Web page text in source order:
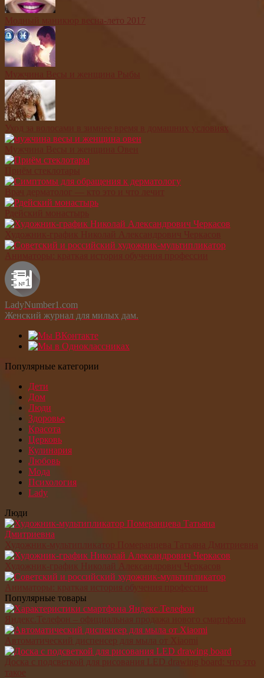
Модный маникюр весна-лето 2017
Мужчина Весы и женщина Рыбы
Уход за волосами в зимнее время в домашних условиях
Мужчина Весы и женщина Овен
Приём стеклотары
Врач дерматолог — кто это и что лечит
Рдейский монастырь
Художник-график Николай Александрович Черкасов
Аниматоры: краткая история обучения профессии
LadyNumber1.com
Женский журнал для милых дам.
Популярные категории
Дети
Дом
Люди
Здоровье
Красота
Церковь
Кулинария
Любовь
Мода
Психология
Lady
Люди
Художник-мультипликатор Померанцева Татьяна Дмитриевна
Художник-график Николай Александрович Черкасов
Аниматоры: краткая история обучения профессии
Популярные товары
Яндекс.Телефон – официальная продажа нового смартфона
Автоматический диспенсер для мыла от Xiaomi
Доска с подсветкой для рисования LED drawing board: что это
такое